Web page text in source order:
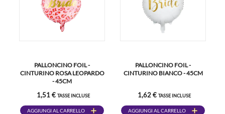
PALLONCINO FOIL -
CINTURINO ROSA LEOPARDO
- 45CM
1,51 € TASSE INCLUSE
AGGIUNGI AL CARRELLO
PALLONCINO FOIL -
CINTURINO BIANCO - 45CM
1,62 € TASSE INCLUSE
AGGIUNGI AL CARRELLO